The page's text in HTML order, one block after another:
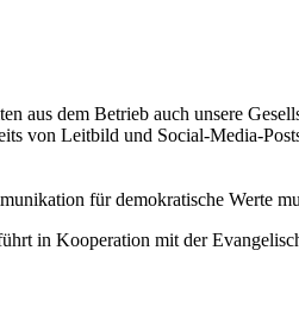
aus dem Betrieb auch unsere
von Leitbild und Social-Media-
für demokratische Werte
in Kooperation mit der